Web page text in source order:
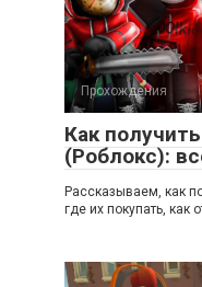
Прохождения
Как
(Роблокс):
Рассказываем, как
где их покупать, как